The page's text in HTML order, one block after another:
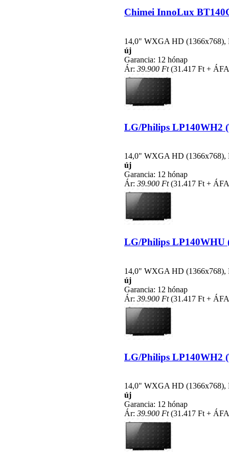
Chimei InnoLux
14,0" WXGA HD (1366x768),
új
Garancia: 12 hónap
Ár: 39.900 Ft(31.417 Ft +
LG/Philips LP140WH2
14,0" WXGA HD (1366x768),
új
Garancia: 12 hónap
Ár: 39.900 Ft(31.417 Ft +
LG/Philips LP140WHU
14,0" WXGA HD (1366x768),
új
Garancia: 12 hónap
Ár: 39.900 Ft(31.417 Ft +
LG/Philips LP140WH2
14,0" WXGA HD (1366x768),
új
Garancia: 12 hónap
Ár: 39.900 Ft(31.417 Ft +